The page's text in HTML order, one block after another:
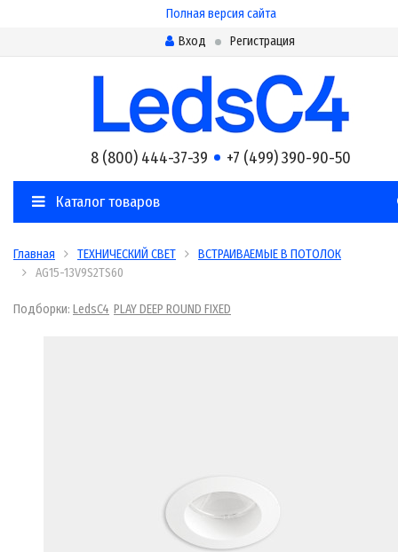
Полная версия сайта
Вход
Регистрация
8 (800) 444-37-39 +7 (499) 390-90-50
Каталог товаров
Главная ТЕХНИЧЕСКИЙ СВЕТ
ВСТРАИВАЕМЫЕ В ПОТОЛОК
AG15-13V9S2TS60
Подборки: LedsC4 PLAY DEEP ROUND FIXED